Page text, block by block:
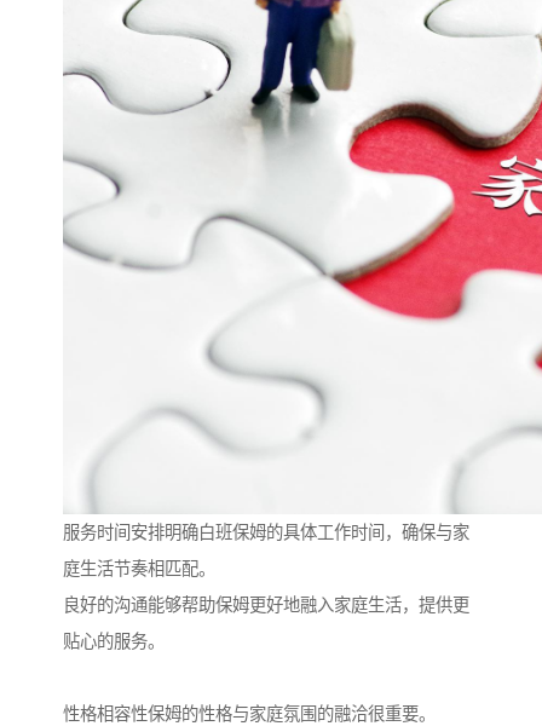
服务时间安排明确白班保姆的具体工作时间，确保与家
庭生活节奏相匹配。
良好的沟通能够帮助保姆更好地融入家庭生活，提供更
贴心的服务。
性格相容性保姆的性格与家庭氛围的融洽很重要。